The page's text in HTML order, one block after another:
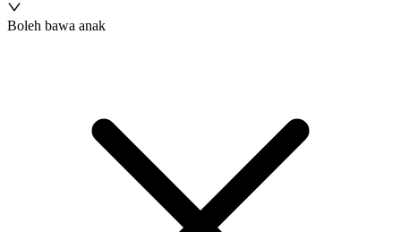
Boleh bawa anak